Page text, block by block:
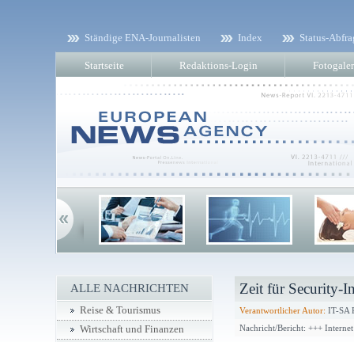
Ständige ENA-Journalisten Index Status-
Startseite Redaktions-Login
Zeit für Security-
Verantwortlicher Autor: IT-SA
Nachricht/Bericht: +++
ALLE NACHRICHTEN
Reise & Tourismus
Wirtschaft und Finanzen